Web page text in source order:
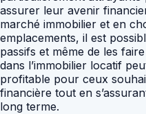
assurer leur avenir
marché immobilier et en
emplacements, il est
passifs et même de les
dans l’immobilier locatif
profitable pour ceux
financière tout en
long terme.